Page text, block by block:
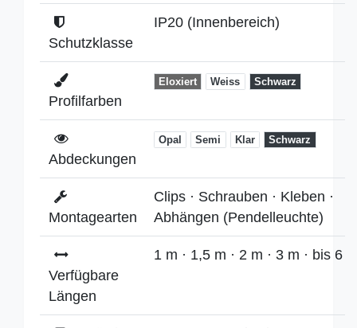
Schutzklasse
IP20 (Innenbereich)
Profilfarben
Eloxiert Weiss Schwarz
Abdeckungen
Opal Semi Klar Schwarz
Montagearten
Clips · Schrauben · Kleben ·
Abhängen (Pendelleuchte)
Verfügbare
Längen
1 m · 1,5 m · 2 m · 3 m · bis 6